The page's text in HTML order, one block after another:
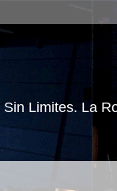
Limites. La